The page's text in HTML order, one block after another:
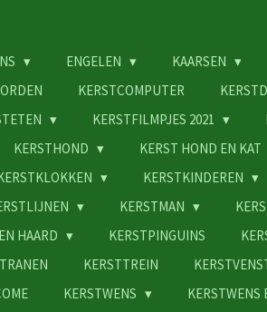
ENGELEN KAARSEN
KERSTCOMPUTER
KERSTFILMPJES 2021
KERSTHOND KERST HOND EN KAT
KERSTKINDEREN
KERSTMAN
HAARD KERSTPINGUINS
KERSTTREIN
KERSTWENS
KERSTWENS